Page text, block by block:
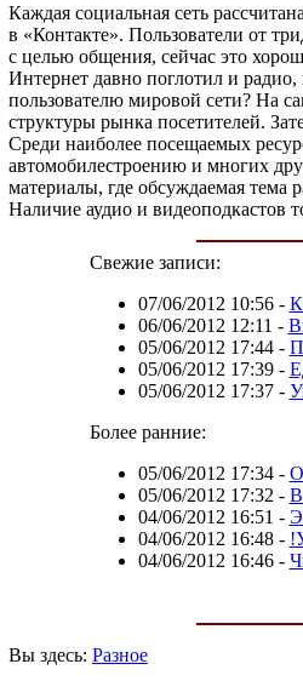
Каждая социальная сеть
в «Контакте». Пользователи от
с целью общения, сейчас это
Интернет давно поглотил и
пользователю мировой сети? На
структуры рынка посетителей.
Среди наиболее посещаемых
автомобилестроению и многих
материалы, где обсуждаемая
Наличие аудио и видеоподкастов
Свежие записи:
07/06/2012 10:56-
06/06/2012 12:11 -
05/06/2012 17:44-
05/06/2012 17:39-
05/06/2012 17:37-
Более ранние:
05/06/2012 17:34-
05/06/2012 17:32 - В
04/06/2012 16:51 -
04/06/2012 16:48-
04/06/2012 16:46-
Вы здесь: Разное